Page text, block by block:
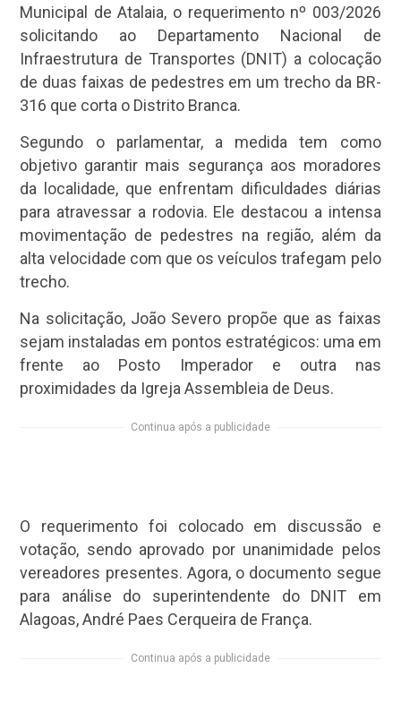
Municipal de Atalaia, o requerimento nº 003/2026
solicitando ao Departamento Nacional de
Infraestrutura de Transportes (DNIT) a colocação
de duas faixas de pedestres em um trecho da BR-
316 que corta o Distrito Branca.
Segundo o parlamentar, a medida tem como
objetivo garantir mais segurança aos moradores
da localidade, que enfrentam dificuldades diárias
para atravessar a rodovia. Ele destacou a intensa
movimentação de pedestres na região, além da
alta velocidade com que os veículos trafegam pelo
trecho.
Na solicitação, João Severo propõe que as faixas
sejam instaladas em pontos estratégicos: uma em
frente ao Posto Imperador e outra nas
proximidades da Igreja Assembleia de Deus.
Continua após a publicidade
O requerimento foi colocado em discussão e
votação, sendo aprovado por unanimidade pelos
vereadores presentes. Agora, o documento segue
para análise do superintendente do DNIT em
Alagoas, André Paes Cerqueira de França.
Continua após a publicidade